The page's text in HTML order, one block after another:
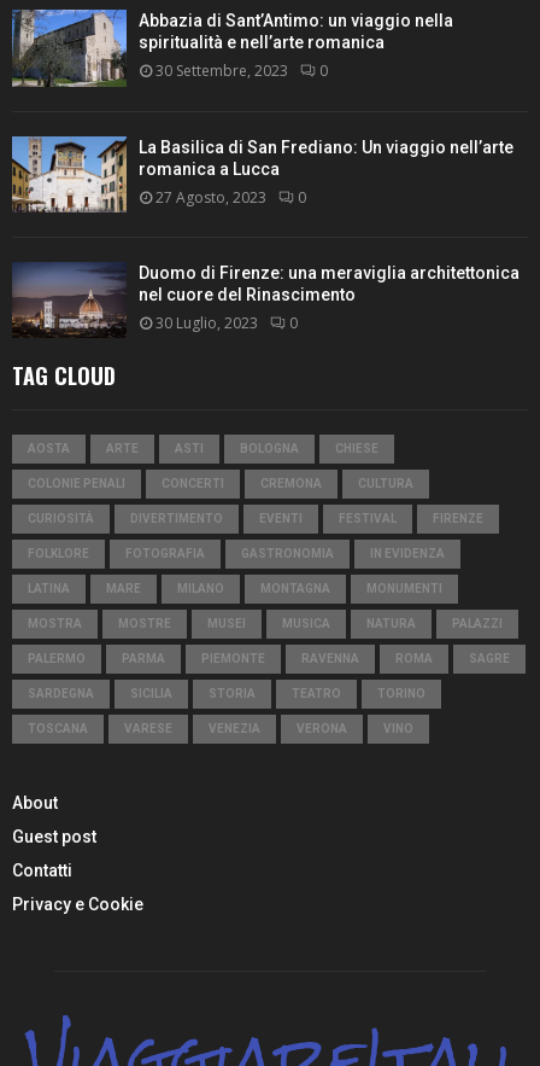
Abbazia di Sant’Antimo: un viaggio nella
spiritualità e nell’arte romanica
30 Settembre, 2023 0
La Basilica di San Frediano: Un viaggio nell’arte
romanica a Lucca
27 Agosto, 2023 0
Duomo di Firenze: una meraviglia architettonica
nel cuore del Rinascimento
30 Luglio, 2023 0
TAG CLOUD
AOSTA ARTE ASTI BOLOGNA CHIESE
COLONIE PENALI CONCERTI CREMONA CULTURA
CURIOSITÀ DIVERTIMENTO EVENTI FESTIVAL FIRENZE
FOLKLORE FOTOGRAFIA GASTRONOMIA IN EVIDENZA
LATINA MARE MILANO MONTAGNA MONUMENTI
MOSTRA MOSTRE MUSEI MUSICA NATURA PALAZZI
PALERMO PARMA PIEMONTE RAVENNA ROMA SAGRE
SARDEGNA SICILIA STORIA TEATRO TORINO
TOSCANA VARESE VENEZIA VERONA VINO
About
Guest post
Contatti
Privacy e Cookie